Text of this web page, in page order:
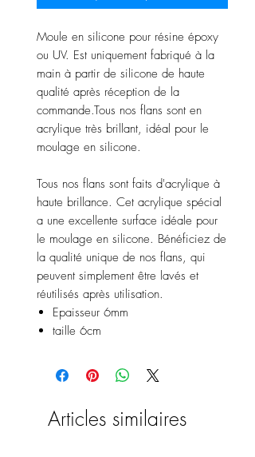
Moule en silicone pour résine époxy
ou UV. Est uniquement fabriqué à la
main à partir de silicone de haute
qualité après réception de la
commande.Tous nos flans sont en
acrylique très brillant, idéal pour le
moulage en silicone.
Tous nos flans sont faits d'acrylique à
haute brillance. Cet acrylique spécial
a une excellente surface idéale pour
le moulage en silicone. Bénéficiez de
la qualité unique de nos flans, qui
peuvent simplement être lavés et
réutilisés après utilisation.
Epaisseur 6mm
taille 6cm
Articles similaires